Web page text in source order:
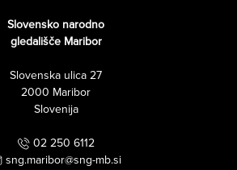
Slovensko narodno
gledališče Maribor
Slovenska ulica 27
2000 Maribor
Slovenija
02 250 6112
sng.maribor@sng-mb.si